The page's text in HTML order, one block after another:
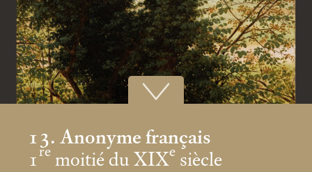
13. Anonyme français
1re moitié du XIXe siècle